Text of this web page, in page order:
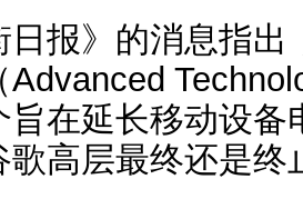
日报》的消息指出
旨在延长移动设
歌高层最终还是终